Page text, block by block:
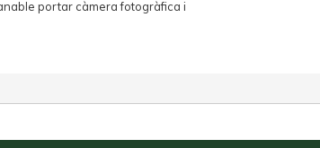
portar càmera fotogràfica i